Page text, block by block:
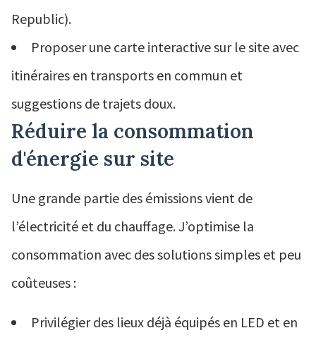
Republic).
Proposer une carte interactive sur le site avec
itinéraires en transports en commun et
suggestions de trajets doux.
Réduire la consommation
d'énergie sur site
Une grande partie des émissions vient de
l’électricité et du chauffage. J’optimise la
consommation avec des solutions simples et peu
coûteuses :
Privilégier des lieux déjà équipés en LED et en